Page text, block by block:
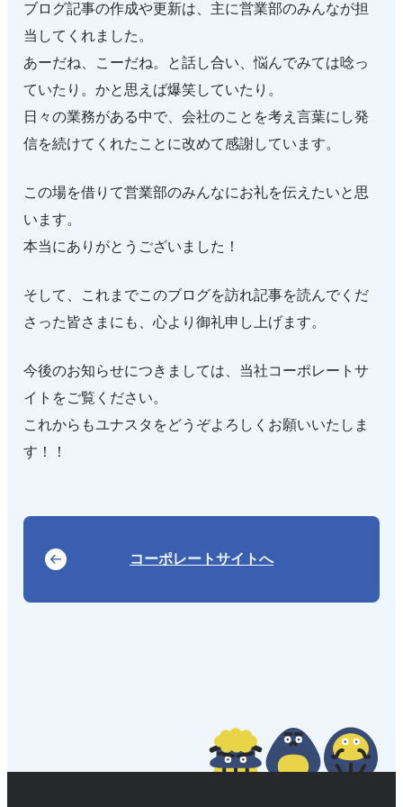
ブログ記事の作成や更新は、主に営業部のみんなが担
当してくれました。
あーだね、こーだね。と話し合い、悩んでみては唸っ
ていたり。かと思えば爆笑していたり。
日々の業務がある中で、会社のことを考え言葉にし発
信を続けてくれたことに改めて感謝しています。
この場を借りて営業部のみんなにお礼を伝えたいと思
います。
本当にありがとうございました！
そして、これまでこのブログを訪れ記事を読んでくだ
さった皆さまにも、心より御礼申し上げます。
今後のお知らせにつきましては、当社コーポレートサ
イトをご覧ください。
これからもユナスタをどうぞよろしくお願いいたしま
す！！
コーポレートサイトへ